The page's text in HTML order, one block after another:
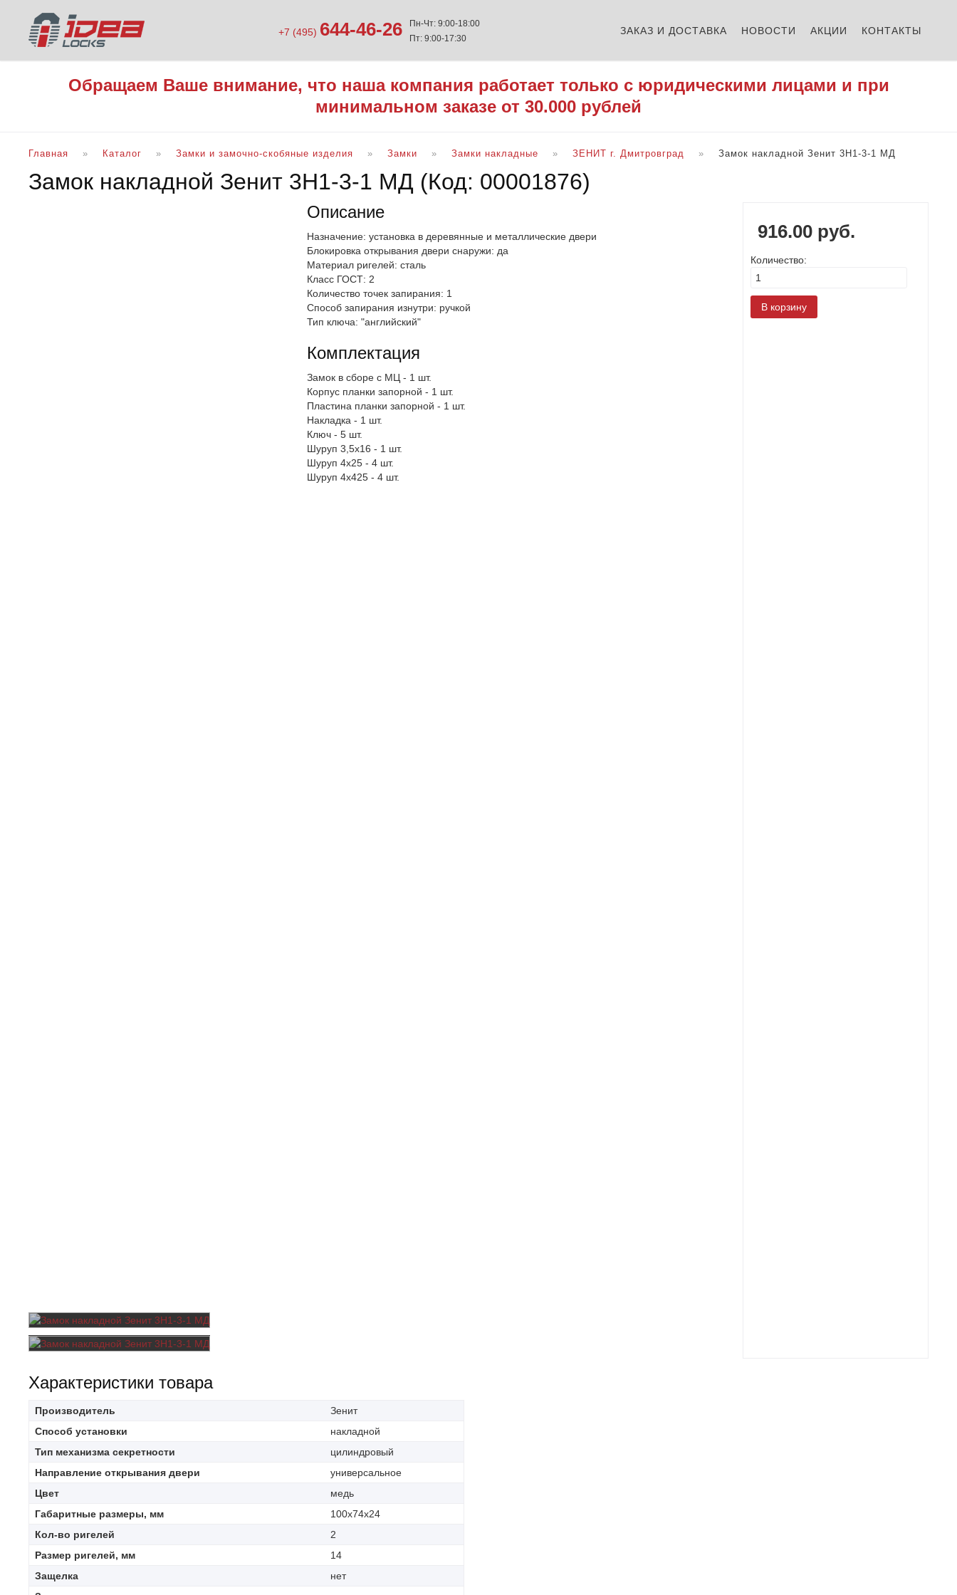
+7 (495) 644-46-26
Пн-Чт: 9:00-18:00
Пт: 9:00-17:30
ЗАКАЗ И ДОСТАВКА НОВОСТИ АКЦИИ КОНТАКТЫ
Обращаем Ваше внимание, что наша компания работает только с юридическими лицами и при
минимальном заказе от 30.000 рублей
Главная Каталог Замки и замочно-скобяные изделия Замки Замки накладные ЗЕНИТ г. Дмитровград Замок накладной Зенит 3Н1-3-1 МД
Замок накладной Зенит 3Н1-3-1 МД (Код: 00001876)
Описание
Назначение: установка в деревянные и металлические двери
Блокировка открывания двери снаружи: да
Материал ригелей: сталь
Класс ГОСТ: 2
Количество точек запирания: 1
Способ запирания изнутри: ручкой
Тип ключа: "английский"
Комплектация
Замок в сборе с МЦ - 1 шт.
Корпус планки запорной - 1 шт.
Пластина планки запорной - 1 шт.
Накладка - 1 шт.
Ключ - 5 шт.
Шуруп 3,5х16 - 1 шт.
Шуруп 4х25 - 4 шт.
Шуруп 4х425 - 4 шт.
916.00 руб.
Количество:
Характеристики товара
Производитель
Зенит
Способ установки
накладной
Тип механизма секретности
цилиндровый
Направление открывания двери
универсальное
Цвет
медь
Габаритные размеры, мм
100х74х24
Кол-во ригелей
2
Размер ригелей, мм
14
Защелка
нет